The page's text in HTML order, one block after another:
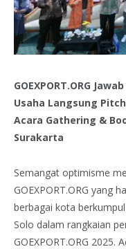
GOEXPORT.ORG
Usaha Langsung
Acara Gathering &
Surakarta
Semangat optimisme
GOEXPORT.ORG yang
berbagai kota
Solo dalam rangkaian
GOEXPORT.ORG 2025.